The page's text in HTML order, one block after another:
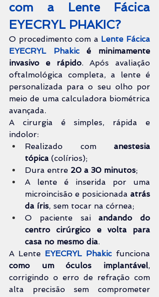
com a Lente
EYECRYL PHAKIC?
O procedimento com a Lente Fácica
EYECRYL Phakic
é minimamente
invasivo e rápido. Após avaliação
oftalmológica completa, a lente é
personalizada para o seu olho por
meio de uma calculadora biométrica
avançada.
A cirurgia é simples, rápida e
indolor:
Realizado com anestesia
tópica (colírios);
Dura entre 20 a 30 minutos;
A lente é inserida por uma
microincisão e posicionada atrás
da íris, sem tocar na córnea;
O paciente sai andando do
centro cirúrgico e volta para
casa no mesmo dia.
A Lente EYECRYL Phakic
como um óculos implantável,
corrigindo o erro de refração com
alta precisão sem comprometer